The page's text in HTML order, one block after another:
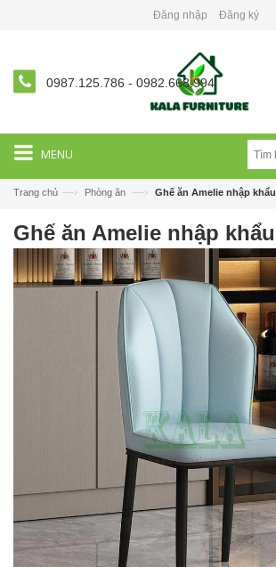
Đăng nhập Đăng ký
0987.125.786 - 0982.668.994
MENU
Trang chủ —› Phòng ăn —› Ghế ăn Amelie nhập khẩu
Ghế ăn Amelie nhập khẩu